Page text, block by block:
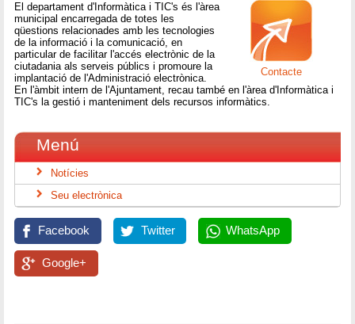
Contacte
El departament d'Informàtica i TIC's és l'àrea
municipal encarregada de totes les
qüestions relacionades amb les tecnologies
de la informació i la comunicació, en
particular de facilitar l'accés electrònic de la
ciutadania als serveis públics i promoure la
implantació de l'Administració electrònica.
En l'àmbit intern de l'Ajuntament, recau també en l'àrea d'Informàtica i
TIC's la gestió i manteniment dels recursos informàtics.
Menú
Notícies
Seu electrònica
Facebook Twitter WhatsApp
Google+